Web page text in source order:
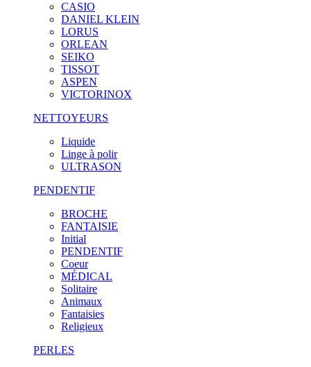
CASIO
DANIEL KLEIN
LORUS
ORLEAN
SEIKO
TISSOT
ASPEN
VICTORINOX
NETTOYEURS
Liquide
Linge à polir
ULTRASON
PENDENTIF
BROCHE
FANTAISIE
Initial
PENDENTIF
Coeur
MÉDICAL
Solitaire
Animaux
Fantaisies
Religieux
PERLES